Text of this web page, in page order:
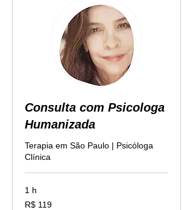
Consulta com Psicologa
Humanizada
Terapia em São Paulo | Psicóloga
Clínica
1 h
119
Reais
R$ 119